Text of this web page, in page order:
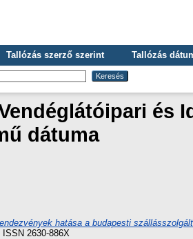
Tallózás szerző szerint Tallózás
és
dátuma
hatása a budapesti
2630-886X